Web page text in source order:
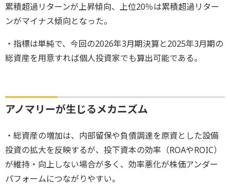
累積超過リターンが上昇傾向、上位20％は累積超過リター
ンがマイナス傾向となった。
・指標は単純で、今回の2026年3月期決算と2025年3月期の
総資産を用意すれば個人投資家でも算出可能である。
アノマリーが生じるメカニズム
・総資産の増加は、内部留保や負債調達を原資とした設備
投資の拡大を反映するが、投下資本の効率（ROAやROIC）
が維持・向上しない場合が多く、効率悪化が株価アンダー
パフォームにつながりやすい。